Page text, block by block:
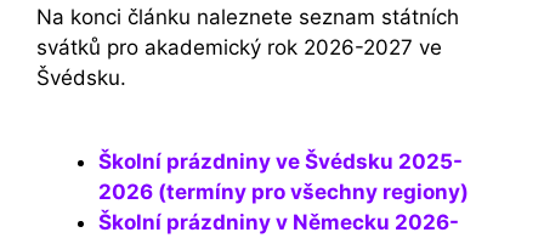
Na konci článku naleznete seznam státních
svátků pro akademický rok 2026-2027 ve
Švédsku.
Školní prázdniny ve Švédsku 2025-
2026 (termíny pro všechny regiony)
Školní prázdniny v Německu 2026-